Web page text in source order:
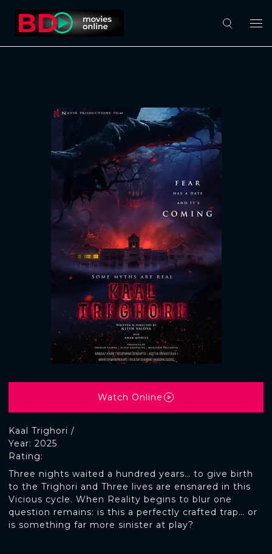
Kaal Trighori /
Rating:
Year: 2025
Three nights waited a hundred years… to give birth
to the Trighori and Three lives are ensnared in this
Vicious cycle. When Reality begins to blur one
question remains: is this a perfectly crafted trap… or
is something far more sinister at play?
Watch Online